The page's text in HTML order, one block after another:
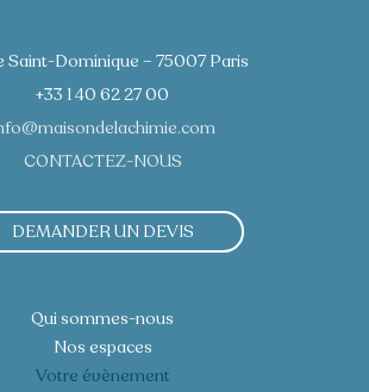
Saint-Dominique – 75007 Paris
+33 1 40 62 27 00
CONTACTEZ-NOUS
DEMANDER UN DEVIS
Qui sommes-nous
Nos espaces
Votre évènement